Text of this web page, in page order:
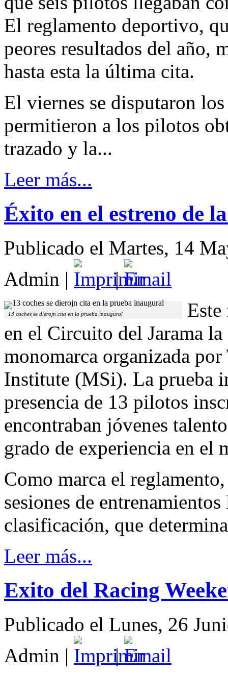
El reglamento deportivo,
peores resultados del año,
hasta esta la última cita.
El viernes se disputaron
permitieron a los pilotos
trazado y la...
Leer más...
Éxito en el estreno de
Publicado el Martes, 14
Admin | |
13 coches se dierojn cita en la prueba inaugural
Este
en el Circuito del Jarama
monomarca organizada
Institute (MSi). La prueba
presencia de 13 pilotos
encontraban jóvenes
grado de experiencia en el
Como marca el
sesiones de
clasificación, que
Leer más...
Exito del Racing
Publicado el Lunes, 26
Admin |
|